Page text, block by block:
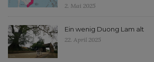
2. Mai 2025
Ein wenig Duong Lam alt
22. April 2025